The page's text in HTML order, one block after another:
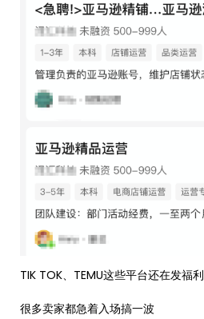
TIK TOK、TEMU这些平台还在发福利
很多卖家都急着入场搞一波